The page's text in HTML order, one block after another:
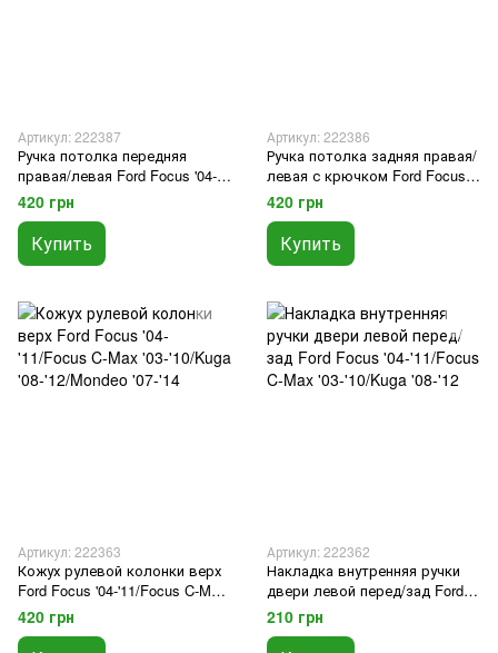
Артикул: 222387
Ручка потолка передняя
правая/левая Ford Focus '04-
'11/Focus C-Max '03-'15/Kuga
'08-'12
420 грн
Купить
Артикул: 222386
Ручка потолка задняя правая/
левая с крючком Ford Focus
'04-'11/Focus C-Max '03-'10/Kuga
'08-'12/ Transit/Tourneo Custom
'12-
420 грн
Купить
Артикул: 222363
Кожух рулевой колонки верх
Ford Focus '04-'11/Focus C-Max
'03-'10/Kuga '08-'12/Mondeo '07-
'14
420 грн
Артикул: 222362
Накладка внутренняя ручки
двери левой перед/зад Ford
Focus '04-'11/Focus C-Max '03-
'10/Kuga '08-'12
210 грн